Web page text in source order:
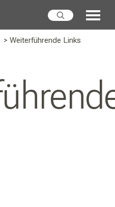
> Weiterführende Links